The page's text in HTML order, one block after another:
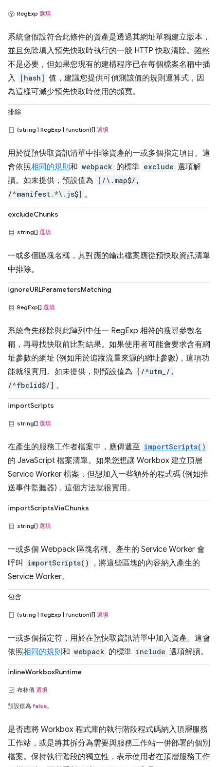
RegExp 選填
系統會假設符合此條件的資產是透過其網址單獨建立版本，
並且免除填入預先快取時執行的一般 HTTP 快取清除。雖然
不是必要，但如果您現有的建構程序已在每個檔案名稱中插
入
[hash] 值，建議您提供可偵測該值的規則運算式，因
為這樣可減少預先快取時使用的頻寬。
排除
(string | RegExp | function)[] 選填
用於從預快取資訊清單中排除資產的一或多個指定項目。這
會依照相同的規則和 webpack 的標準 exclude 選項解
讀。如未提供，預設值為
[/\.map$/,
/^manifest.*\.js$] 。
excludeChunks
string[] 選填
一或多個區塊名稱，其對應的輸出檔案應從預快取資訊清單
中排除。
ignoreURLParametersMatching
RegExp[] 選填
系統會先移除與此陣列中任一 RegExp 相符的搜尋參數名
稱，再尋找快取前比對結果。如果使用者可能會要求含有網
址參數的網址 (例如用於追蹤流量來源的網址參數)，這項功
能就很實用。如未提供，則預設值為
[/^utm_/,
/^fbclid$/] 。
importScripts
string[] 選填
在產生的服務工作者檔案中，應傳遞至 importScripts()
的 JavaScript 檔案清單。如果您想讓 Workbox 建立頂層
Service Worker 檔案，但想加入一些額外的程式碼 (例如推
送事件監聽器)，這個方法就很實用。
importScriptsViaChunks
string[] 選填
一或多個 Webpack 區塊名稱。產生的 Service Worker 會
呼叫
importScripts()
，將這些區塊的內容納入產生的
Service Worker。
包含
(string | RegExp | function)[] 選填
一或多個指定符，用於在預快取資訊清單中加入資產。這會
依照相同的規則和 webpack 的標準 include 選項解讀。
inlineWorkboxRuntime
布林值 選填
預設值為 false。
是否應將 Workbox 程式庫的執行階段程式碼納入頂層服務
工作站，或是將其拆分為需要與服務工作站一併部署的個別
檔案。保持執行階段的獨立性，表示使用者在頂層服務工作